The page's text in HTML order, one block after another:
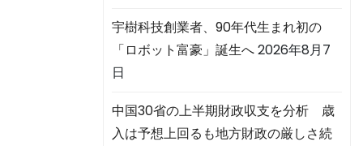
宇樹科技創業者、90年代生まれ初の
「ロボット富豪」誕生へ2026年8月7
日
中国30省の上半期財政収支を分析 歳
入は予想上回るも地方財政の厳しさ続